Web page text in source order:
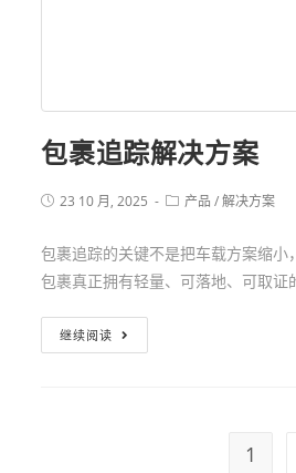
包裹追踪解决方案
23 10 月, 2025 产品 / 解决方案
包裹追踪的关键不是把车载方案缩小
包裹真正拥有轻量、可落地、可取证
继续阅读
1